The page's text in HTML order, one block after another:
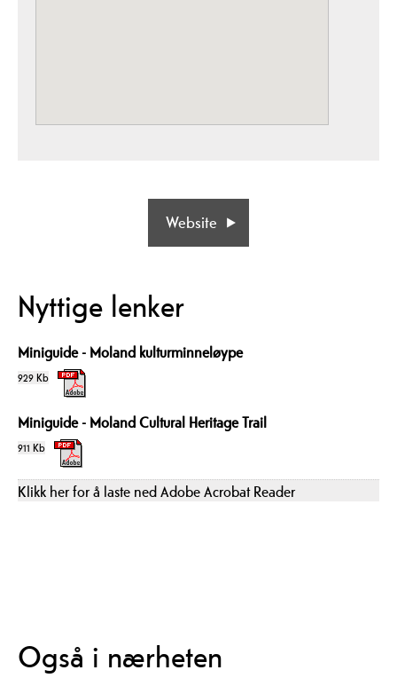
Website
Nyttige lenker
Miniguide - Moland kulturminneløype
929 Kb
Miniguide - Moland Cultural Heritage Trail
911 Kb
Klikk her for å laste ned Adobe Acrobat Reader
Også i nærheten